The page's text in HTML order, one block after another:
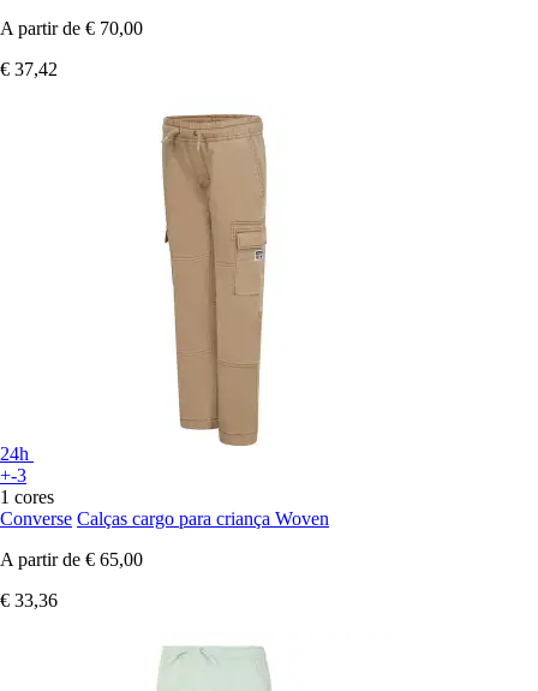
A partir de € 70,00
€ 37,42
24h
+-3
1 cores
Converse Calças cargo para criança Woven
A partir de € 65,00
€ 33,36